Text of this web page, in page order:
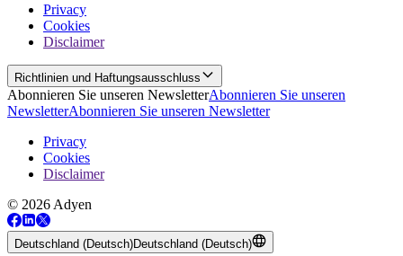
Privacy
Cookies
Disclaimer
Richtlinien und Haftungsausschluss
Abonnieren Sie unseren NewsletterAbonnieren Sie unseren
NewsletterAbonnieren Sie unseren Newsletter
Privacy
Cookies
Disclaimer
© 2026 Adyen
Deutschland (Deutsch)Deutschland (Deutsch)